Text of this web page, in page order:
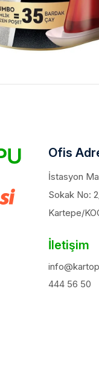
Ofis
İstasyon
Sokak No:
Kartepe/
İletişim
444 56 50